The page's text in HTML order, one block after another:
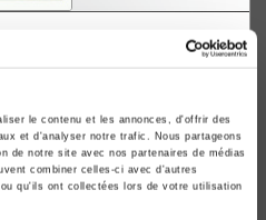
le contenu et les annonces, d'offrir des
et d'analyser notre trafic. Nous partageons
de notre site avec nos partenaires de médias
combiner celles-ci avec d'autres
qu'ils ont collectées lors de votre utilisation
pouvoir